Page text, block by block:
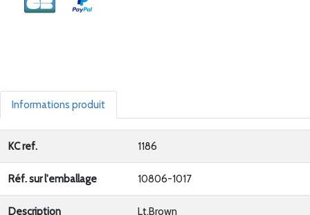
Informations produit
KC ref. 1186
Réf. sur l'emballage 10806-1017
Description Lt.Brown